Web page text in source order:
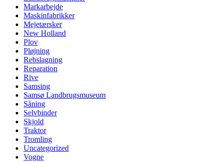
Markarbejde
Maskinfabrikker
Mejetærsker
New Holland
Plov
Pløjning
Rebslagning
Reparation
Rive
Samsing
Samsø Landbrugsmuseum
Såning
Selvbinder
Skjold
Traktor
Tromling
Uncategorized
Vogne